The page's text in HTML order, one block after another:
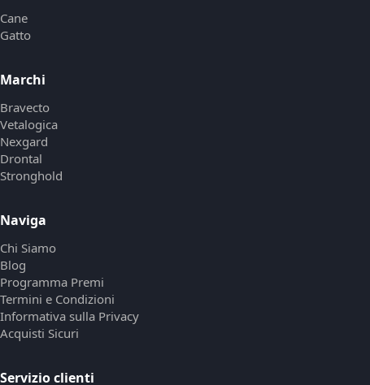
Cane
Gatto
Marchi
Bravecto
Vetalogica
Nexgard
Drontal
Stronghold
Naviga
Chi Siamo
Blog
Programma Premi
Termini e Condizioni
Informativa sulla Privacy
Acquisti Sicuri
Servizio clienti